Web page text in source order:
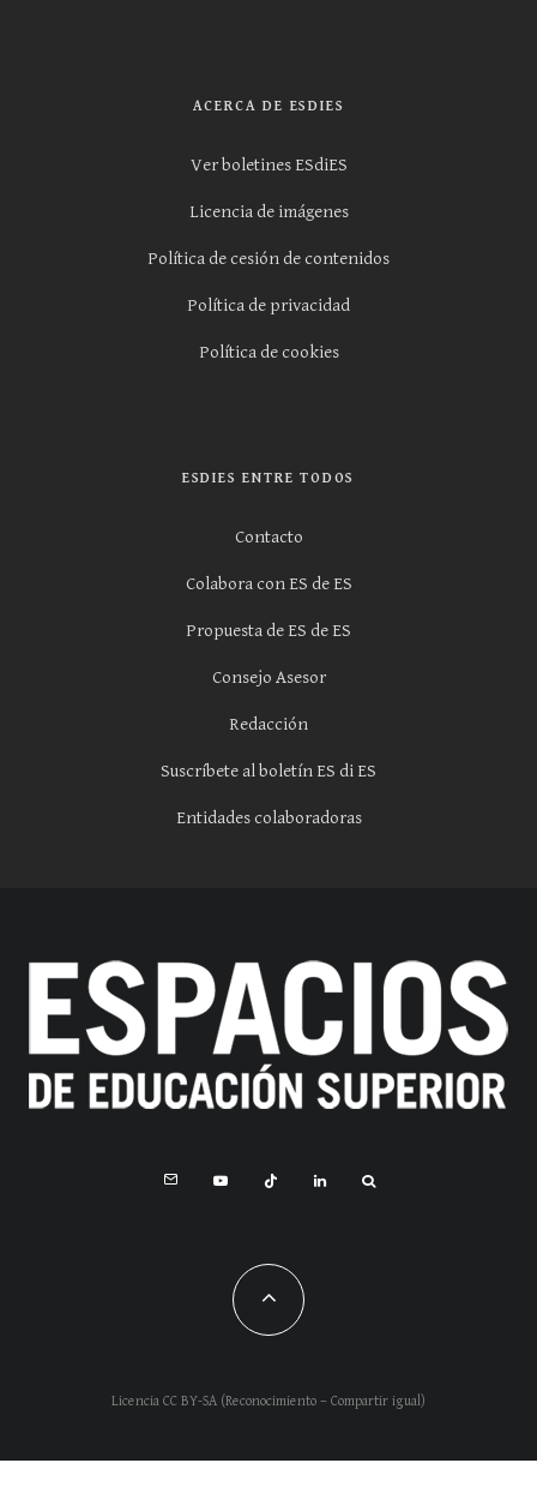
ACERCA DE ESDIES
Ver boletines ESdiES
Licencia de imágenes
Política de cesión de contenidos
Política de privacidad
Política de cookies
ESDIES ENTRE TODOS
Contacto
Colabora con ES de ES
Propuesta de ES de ES
Consejo Asesor
Redacción
Suscríbete al boletín ES di ES
Entidades colaboradoras
Licencia CC BY-SA (Reconocimiento – Compartir igual)